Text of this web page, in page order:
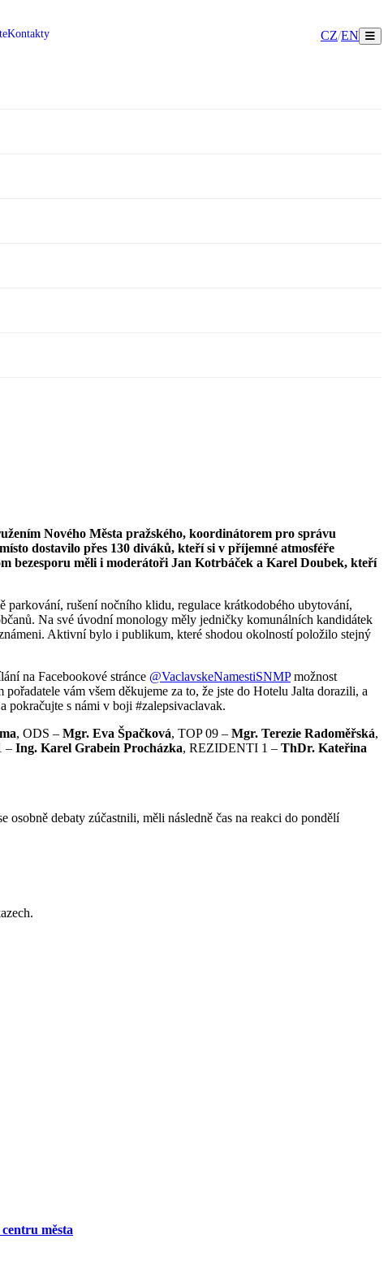
Kontakty CZ/EN
Nového Města pražského, koordinátorem pro správu
dostavilo přes 130 diváků, kteří si v příjemné atmosféře
bezesporu měli i moderátoři Jan Kotrbáček a Karel Doubek, kteří
parkování, rušení nočního klidu, regulace krátkodobého ubytování,
Na své úvodní monology měly jedničky komunálních kandidátek
Aktivní bylo i publikum, které shodou okolností položilo stejný
na Facebookové stránce @VaclavskeNamestiSNMPmožnost
vám všem děkujeme za to, že jste do Hotelu Jalta dorazili, a
pokračujte s námi v boji #zalepsivaclavak.
, ODS – Mgr. Eva Špačková, TOP 09 – Mgr. Terezie Radoměřská,
– Ing. Karel Grabein Procházka, REZIDENTI 1 – ThDr. Kateřina
debaty zúčastnili, měli následně čas na reakci do pondělí
města